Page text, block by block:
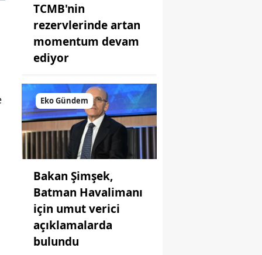
TCMB'nin
rezervlerinde artan
momentum devam
ediyor
Eko Gündem
Bakan Şimşek,
Batman Havalimanı
için umut verici
açıklamalarda
bulundu